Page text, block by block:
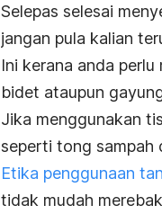
Selepas selesai
jangan pula kalian
Ini kerana anda
bidet ataupun
Jika menggunakan
seperti tong sampah
Etika penggunaan
tidak mudah